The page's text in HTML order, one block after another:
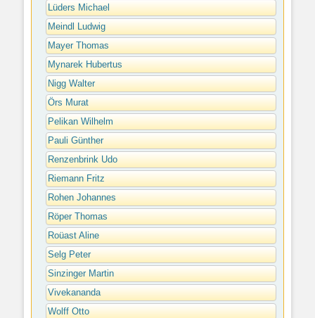
Lüders Michael
Meindl Ludwig
Mayer Thomas
Mynarek Hubertus
Nigg Walter
Örs Murat
Pelikan Wilhelm
Pauli Günther
Renzenbrink Udo
Riemann Fritz
Rohen Johannes
Röper Thomas
Roüast Aline
Selg Peter
Sinzinger Martin
Vivekananda
Wolff Otto